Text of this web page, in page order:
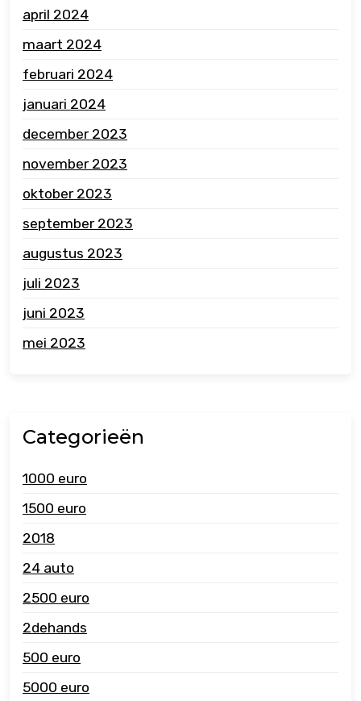
april 2024
maart 2024
februari 2024
januari 2024
december 2023
november 2023
oktober 2023
september 2023
augustus 2023
juli 2023
juni 2023
mei 2023
Categorieën
1000 euro
1500 euro
2018
24 auto
2500 euro
2dehands
500 euro
5000 euro